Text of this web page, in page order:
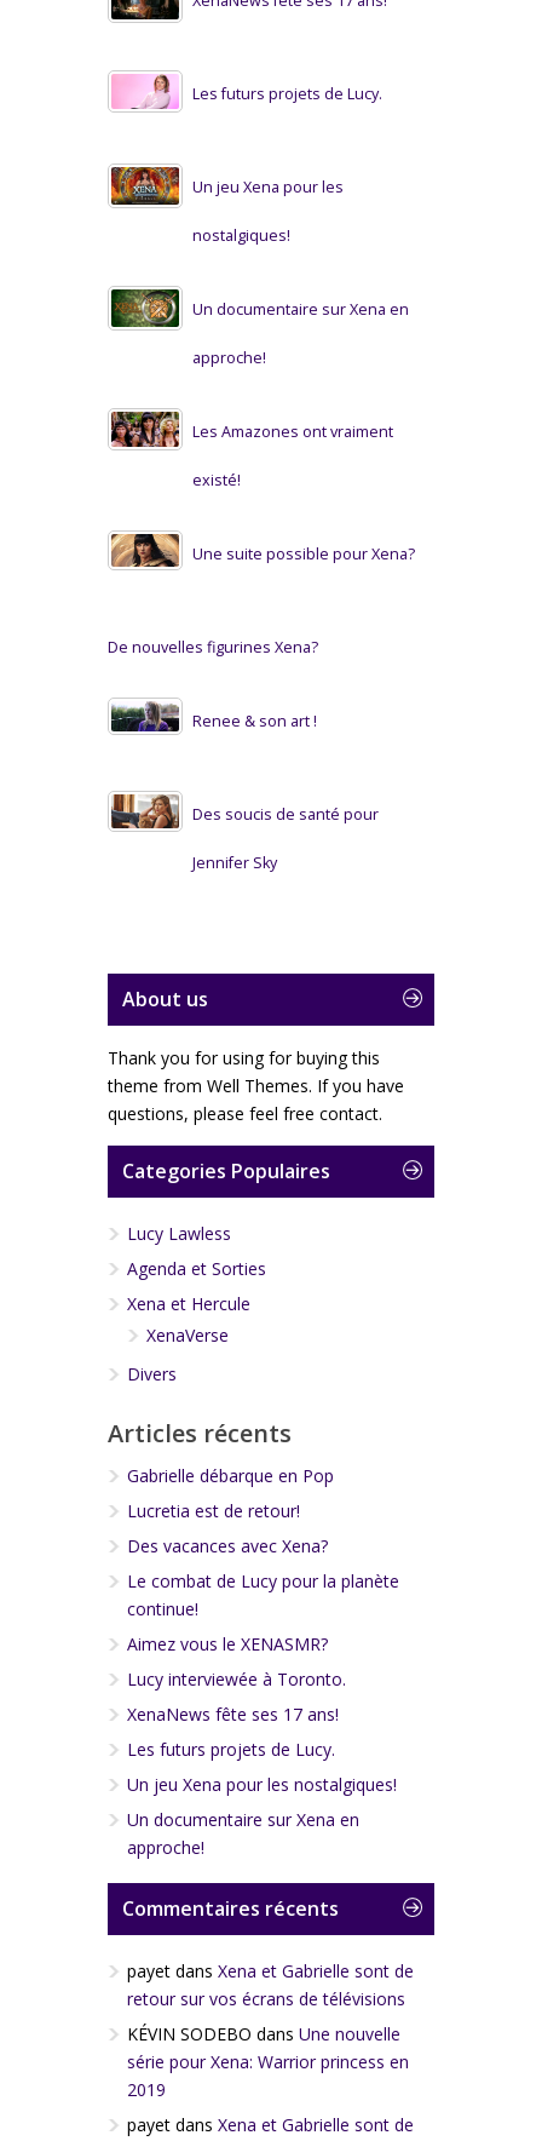
Les futurs projets de Lucy.
Un jeu Xena pour les
nostalgiques!
Un documentaire sur Xena en
approche!
Les Amazones ont vraiment
existé!
Une suite possible pour Xena?
De nouvelles figurines Xena?
Renee & son art !
Des soucis de santé pour
Jennifer Sky
About us
Thank you for using for buying this
theme from Well Themes. If you have
questions, please feel free contact.
Categories Populaires
Lucy Lawless
Agenda et Sorties
Xena et Hercule
XenaVerse
Divers
Articles récents
Gabrielle débarque en Pop
Lucretia est de retour!
Des vacances avec Xena?
Le combat de Lucy pour la planète
continue!
Aimez vous le XENASMR?
Lucy interviewée à Toronto.
XenaNews fête ses 17 ans!
Les futurs projets de Lucy.
Un jeu Xena pour les nostalgiques!
Un documentaire sur Xena en
approche!
Commentaires récents
payet dans Xena et Gabrielle sont de
retour sur vos écrans de télévisions
KÉVIN SODEBO dans Une nouvelle
série pour Xena: Warrior princess en
2019
payet dans Xena et Gabrielle sont de